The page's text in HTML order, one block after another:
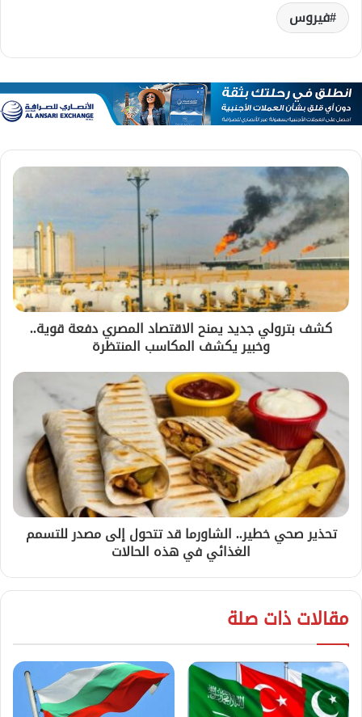
فيروس
كشف بترولي جديد يمنح الاقتصاد المصري دفعة قوية..
وخبير يكشف المكاسب المنتظرة
تحذير صحي خطير.. الشاورما قد تتحول إلى مصدر للتسمم
الغذائي في هذه الحالات
مقالات ذات صلة